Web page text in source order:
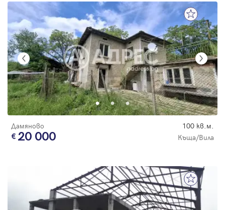
Дамяново 100 кв.м.
20 000 Къща/Вила